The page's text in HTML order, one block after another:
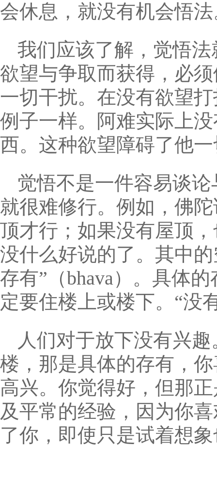
会休息，就没有机会悟
我们应该了解，觉悟
欲望与争取而获得，必
一切干扰。在没有欲望
例子一样。阿难实际上
西。这种欲望障碍了他
觉悟不是一件容易谈
就很难修行。例如，佛
顶才行；如果没有屋顶
没什么好说的了。其中
存有”（bhava）。具体
定要住楼上或楼下。“没
人们对于放下没有兴
楼，那是具体的存有，
高兴。你觉得好，但那
及平常的经验，因为你
了你，即使只是试着想